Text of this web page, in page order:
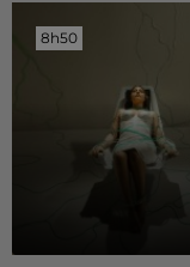
8h50
8h50